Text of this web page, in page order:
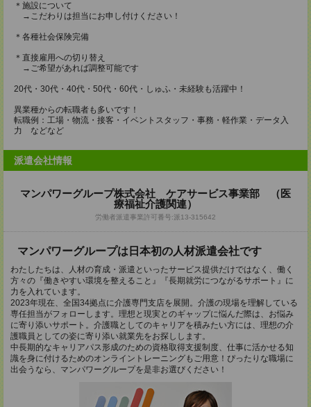
＊施設について
→こだわりは担当にお申し付けください！
＊各種社会保険完備
＊直接雇用への切り替え
→ご希望があれば調整可能です
20代・30代・40代・50代・60代・しゅふ・未経験も活躍中！
異業種からの転職者も多いです！
転職例：工場・物流・接客・イベントスタッフ・事務・軽作業・データ入
力 などなど
派遣会社情報
マンパワーグループ株式会社 ケアサービス事業部 （医
療福祉介護関連）
労働者派遣事業許可番号:派13-315642
マンパワーグループは日本初の人材派遣会社です
わたしたちは、人材の育成・派遣といったサービス提供だけではなく、働く
方々の『働きやすい環境を整えること』『長期就労につながるサポート』に
力を入れています。
2023年現在、全国34拠点に介護専門支店を展開。介護の現場を理解している
専任担当がフォローします。理想と現実とのギャップに悩んだ際は、お悩み
に寄り添いサポート。介護職としてのキャリアを積みたい方には、理想の介
護職員としての姿に寄り添い就業先をお探しします。
中長期的なキャリアパス形成のための資格取得支援制度、仕事に活かせる知
識を身に付けるためのオンライントレーニングもご用意！ぴったりな職場に
出会うなら、マンパワーグループを是非お選びください！